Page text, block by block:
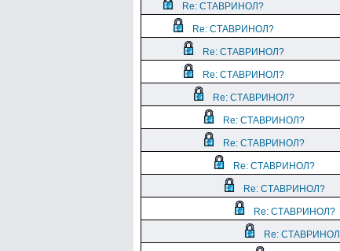
Re: СТАВРИНОЛ?
Re: СТАВРИНОЛ?
Re: СТАВРИНОЛ?
Re: СТАВРИНОЛ?
Re: СТАВРИНОЛ?
Re: СТАВРИНОЛ?
Re: СТАВРИНОЛ?
Re: СТАВРИНОЛ?
Re: СТАВРИНОЛ?
Re: СТАВРИНОЛ?
Re: